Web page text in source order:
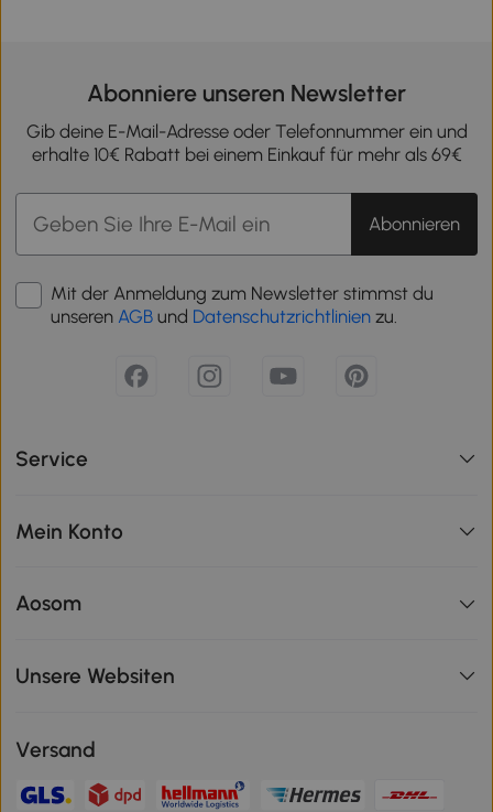
Abonniere unseren Newsletter
Gib deine E-Mail-Adresse oder Telefonnummer ein und
erhalte 10€ Rabatt bei einem Einkauf für mehr als 69€
Abonnieren
Mit der Anmeldung zum Newsletter stimmst du
unseren AGB und Datenschutzrichtlinien zu.
Service
Mein Konto
Aosom
Unsere Websiten
Versand